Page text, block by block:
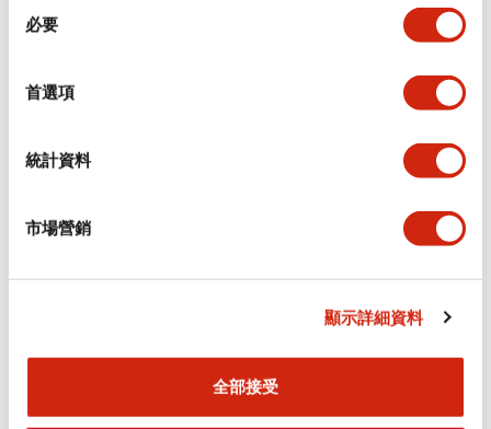
必要
首選項
統計資料
市場營銷
顯示詳細資料
全部接受
環境規範
功能規格
機械規格
型錄和宣傳手冊 CAD檔 認證與標準